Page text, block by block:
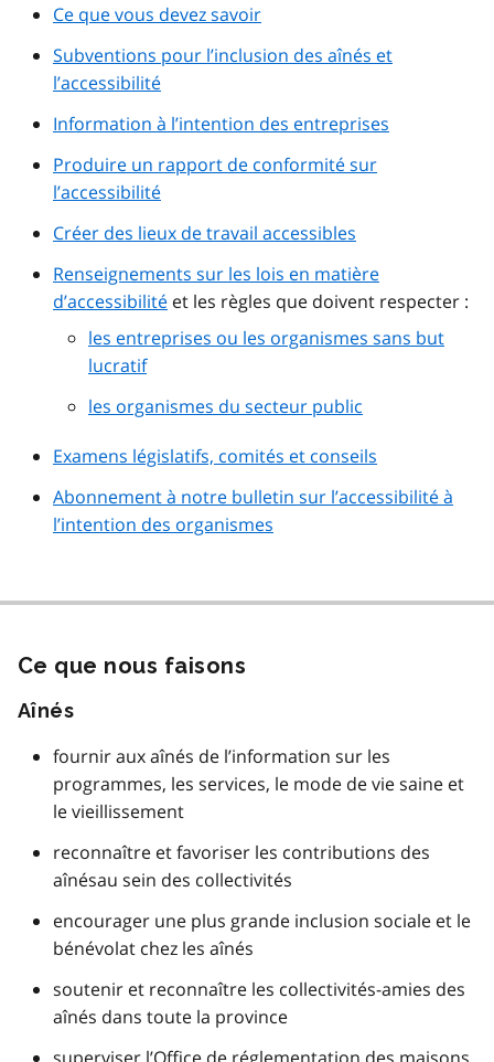
Ce que vous devez savoir
Subventions pour l’inclusion des aînés et
l’accessibilité
Information à l’intention des entreprises
Produire un rapport de conformité sur
l’accessibilité
Créer des lieux de travail accessibles
Renseignements sur les lois en matière
d’accessibilité et les règles que doivent respecter :
les entreprises ou les organismes sans but
lucratif
les organismes du secteur public
Examens législatifs, comités et conseils
Abonnement à notre bulletin sur l’accessibilité à
l’intention des organismes
Ce que nous faisons
Aînés
fournir aux aînés de l’information sur les
programmes, les services, le mode de vie saine et
le vieillissement
reconnaître et favoriser les contributions des
aînésau sein des collectivités
encourager une plus grande inclusion sociale et le
bénévolat chez les aînés
soutenir et reconnaître les collectivités-amies des
aînés dans toute la province